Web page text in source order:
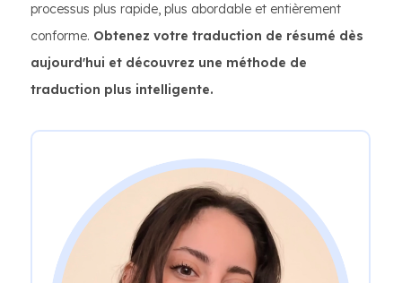
processus plus rapide, plus abordable et entièrement
conforme. Obtenez votre traduction de résumé dès
aujourd'hui et découvrez une méthode de
traduction plus intelligente.